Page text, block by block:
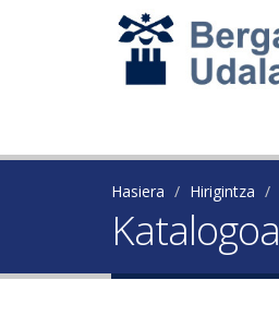
Hasiera Hirigintza
Katalogoa